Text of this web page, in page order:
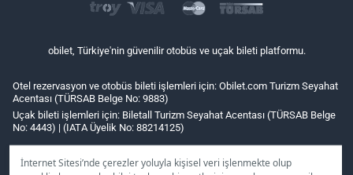
İnternet Sitesi’nde çerezler yoluyla kişisel veri işlenmekte olup
obilet, Türkiye'nin güvenilir otobüs ve uçak bileti platformu.
Otel rezervasyon ve otobüs bileti işlemleri için: Obilet.com Turizm Seyahat
Acentası (TÜRSAB Belge No: 9883)
Uçak bileti işlemleri için: Biletall Turizm Seyahat Acentası (TÜRSAB Belge
No: 4443) | (IATA Üyelik No: 88214125)